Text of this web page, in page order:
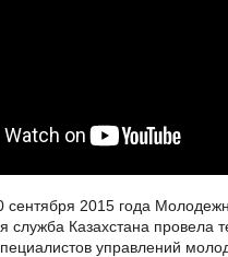
сентября 2015 года
служба Казахстана провела
управлений